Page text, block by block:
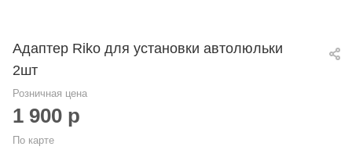
Адаптер Riko для установки автолюльки
2шт
Розничная цена
1 900 р
По карте